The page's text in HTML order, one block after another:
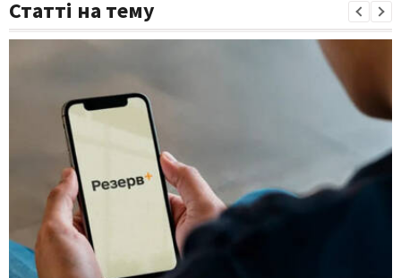
Статті на тему